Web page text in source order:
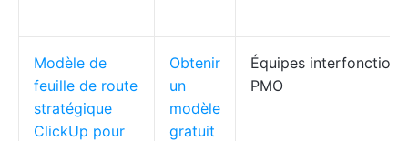
Modèle de
feuille de route
stratégique
ClickUp pour
Obtenir
un
modèle
gratuit
Équipes
PMO